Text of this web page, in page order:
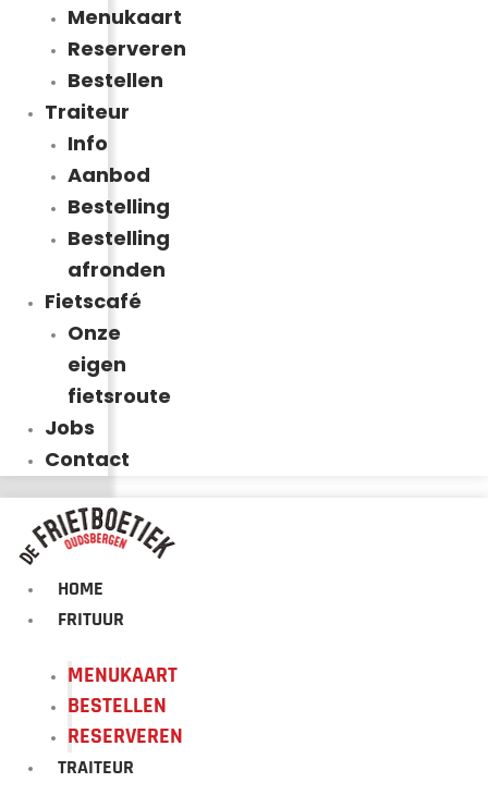
Menukaart
Reserveren
Bestellen
Traiteur
Info
Aanbod
Bestelling
Bestelling
afronden
Fietscafé
Onze
eigen
fietsroute
Jobs
Contact
HOME
FRITUUR
MENUKAART
BESTELLEN
RESERVEREN
TRAITEUR